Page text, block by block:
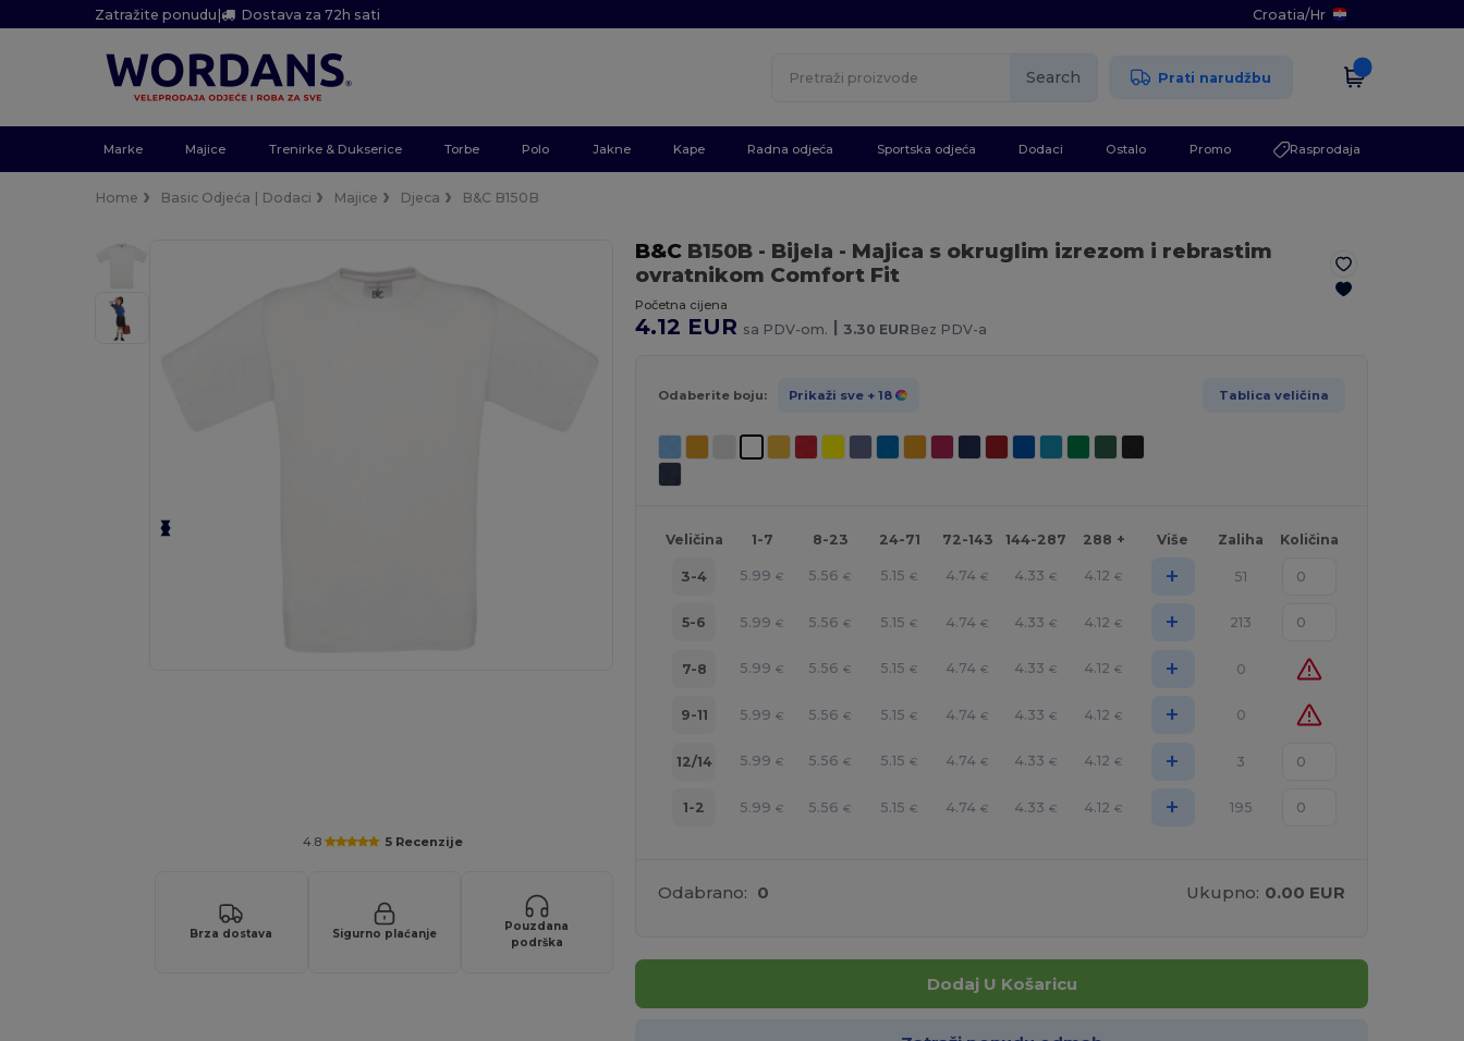
Zatražite ponudu| Dostava za 72h sati Croatia/Hr
Search Prati narudžbu
Marke Majice Trenirke & Dukserice Torbe Polo Jakne Kape Radna odjeća Sportska odjeća Dodaci Ostalo Promo Rasprodaja
Home Basic Odjeća | Dodaci Majice Djeca B&C B150B
4.8 5 Recenzije
Brza dostava Sigurno plaćanje
Pouzdana
podrška
B&CB150B - Bijela - Majica s okruglim izrezom i rebrastim
ovratnikom Comfort Fit
Početna cijena
4.12 EUR sa PDV-om. | 3.30 EUR Bez PDV-a
Odaberite boju: Prikaži sve + 18 Tablica veličina
Veličina 1-7 8-23 24-71 72-143 144-287 288 + Više Zaliha Količina
3-4 5.99 € 5.56 € 5.15 € 4.74 € 4.33 € 4.12 € + 51
5-6 5.99 € 5.56 € 5.15 € 4.74 € 4.33 € 4.12 € + 213
7-8 5.99 € 5.56 € 5.15 € 4.74 € 4.33 € 4.12 € + 0
9-11 5.99 € 5.56 € 5.15 € 4.74 € 4.33 € 4.12 € + 0
12/14 5.99 € 5.56 € 5.15 € 4.74 € 4.33 € 4.12 € + 3
1-2 5.99 € 5.56 € 5.15 € 4.74 € 4.33 € 4.12 € + 195
Odabrano: 0 Ukupno: 0.00 EUR
Dodaj U Košaricu